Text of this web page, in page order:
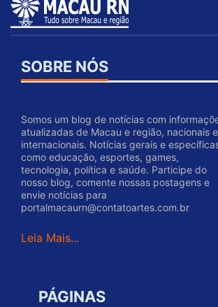
SOBRE NÓS
Somos um blog de notícias com
atualizadas de Macau e região, nacionais e
internacionais. Notícias gerais e
como educação, esportes, games,
tecnologia, política e saúde. Participe do
nosso blog, comente nossas postagens e
envie notícias para
portalmacaurn@contatoartes.com.br
Leia Mais...
PÁGINAS